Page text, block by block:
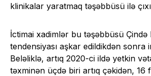
klinikalar yaratmaq təşəbbüsü ilə
İctimai xadimlər bu təşəbbüsü
tendensiyası aşkar edildikdən sonra
Beləliklə, artıq 2020-ci ildə yetkin
təxminən üçdə biri artıq çəkidən, 16